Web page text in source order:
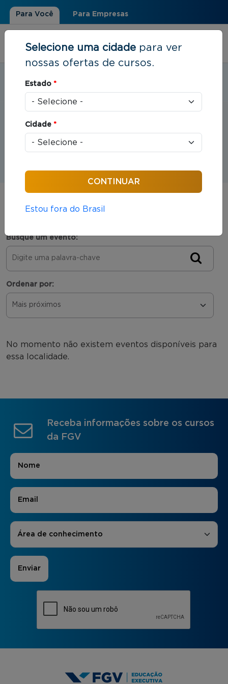
Para Você Para Empresas
Estudar em:São José do Rio Preto, SP
Você está aqui
Eventos
Busque um evento:
Ordenar por:
No momento não existem eventos disponíveis para
essa localidade.
Receba informações sobre os cursos
da FGV
Nome
E-mail
Áreas de Interesse
Área de conhecimento
Selecione uma cidade para ver
nossas ofertas de cursos.
Estado *
Cidade *
Estou fora do Brasil